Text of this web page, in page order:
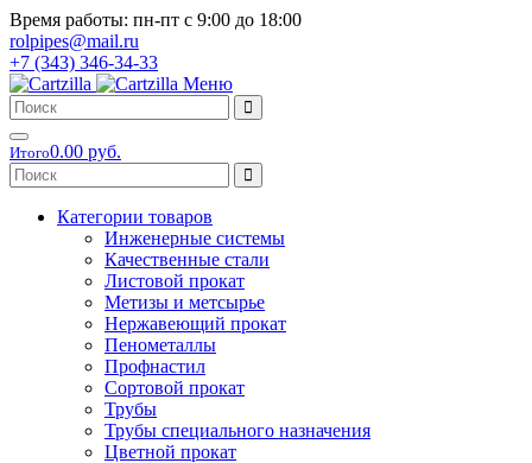
Время работы: пн-пт с 9:00 до 18:00
rolpipes@mail.ru
+7 (343) 346-34-33
Меню
Итого0.00 руб.
Категории товаров
Инженерные системы
Качественные стали
Листовой прокат
Метизы и метсырье
Нержавеющий прокат
Пенометаллы
Профнастил
Сортовой прокат
Трубы
Трубы специального назначения
Цветной прокат